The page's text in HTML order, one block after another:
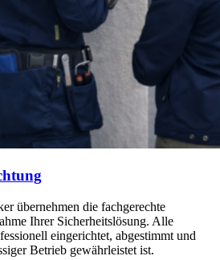
übernehmen die fachgerechte
Ihrer Sicherheitslösung. Alle
eingerichtet, abgestimmt und
Betrieb gewährleistet ist.